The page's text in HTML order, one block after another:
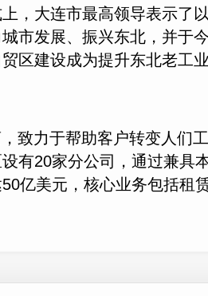
，大连市最高领导表示
市发展、振兴东北，并
区建设成为提升东北老工
力于帮助客户转变人们
有20家分公司，通过兼
亿美元，核心业务包括